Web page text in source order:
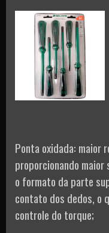
Ponta oxidada: maior
proporcionando maior
o formato da parte
contato dos dedos, o
controle do torque;